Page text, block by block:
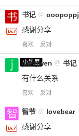
书记 @ ooopoppj
感谢分享
喜欢 反对
小黑屋
jiangwen @ 书记
有什么关系
喜欢 反对
智爷 @ lovebear
感谢分享